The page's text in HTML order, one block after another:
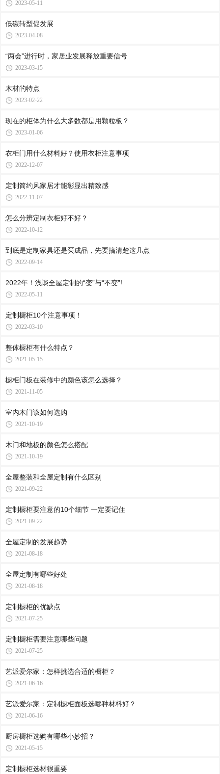
2023-05-11
低碳转型促发展
2023-04-08
“两会”进行时，家居业发展释放重要信号
2023-03-15
木材的特点
2023-02-22
现在的柜体为什么大多数都是用颗粒板？
2023-01-06
衣柜门用什么材料好？使用衣柜注意事项
2022-12-07
定制简约风家居才能彰显出精致感
2022-11-07
怎么分辨定制衣柜好不好？
2022-10-12
到底是定制家具还是买成品，先要搞清楚这几点
2022-09-14
2022年！浅谈全屋定制的“变”与“不变”!
2022-05-11
定制橱柜10个注意事项！
2022-03-10
整体橱柜有什么特点？
2021-05-15
橱柜门板在装修中的颜色该怎么选择？
2021-11-05
室内木门该如何选购
2021-10-19
木门和地板的颜色怎么搭配
2021-10-19
全屋整装和全屋定制有什么区别
2021-09-22
定制橱柜要注意的10个细节 一定要记住
2021-09-22
全屋定制的发展趋势
2021-08-18
全屋定制有哪些好处
2021-08-18
定制橱柜的优缺点
2021-07-25
定制橱柜需要注意哪些问题
2021-07-25
艺派爱尔家：怎样挑选合适的橱柜？
2021-06-16
艺派爱尔家：定制橱柜面板选哪种材料好？
2021-06-16
厨房橱柜选购有哪些小妙招？
2021-05-15
定制橱柜选材很重要